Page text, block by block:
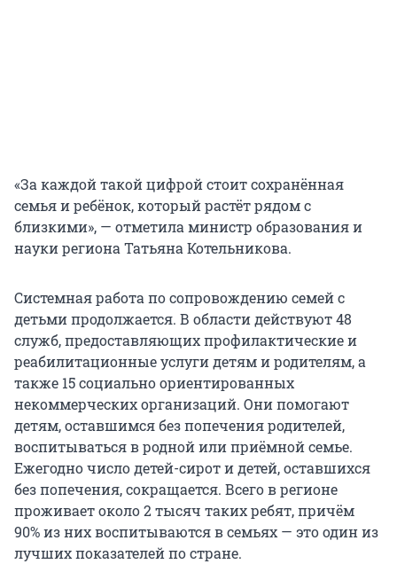
«За каждой такой цифрой стоит сохранённая
семья и ребёнок, который растёт рядом с
близкими», — отметила министр образования и
науки региона Татьяна Котельникова.
Системная работа по сопровождению семей с
детьми продолжается. В области действуют 48
служб, предоставляющих профилактические и
реабилитационные услуги детям и родителям, а
также 15 социально ориентированных
некоммерческих организаций. Они помогают
детям, оставшимся без попечения родителей,
воспитываться в родной или приёмной семье.
Ежегодно число детей-сирот и детей, оставшихся
без попечения, сокращается. Всего в регионе
проживает около 2 тысяч таких ребят, причём
90% из них воспитываются в семьях — это один из
лучших показателей по стране.